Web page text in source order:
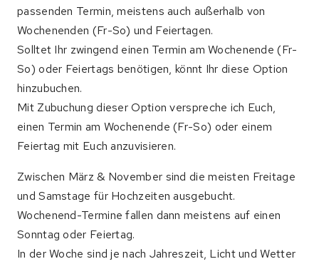
passenden Termin, meistens auch außerhalb von
Wochenenden (Fr-So) und Feiertagen.
Solltet Ihr zwingend einen Termin am Wochenende (Fr-
So) oder Feiertags benötigen, könnt Ihr diese Option
hinzubuchen.
Mit Zubuchung dieser Option verspreche ich Euch,
einen Termin am Wochenende (Fr-So) oder einem
Feiertag mit Euch anzuvisieren.
Zwischen März & November sind die meisten Freitage
und Samstage für Hochzeiten ausgebucht.
Wochenend-Termine fallen dann meistens auf einen
Sonntag oder Feiertag.
In der Woche sind je nach Jahreszeit, Licht und Wetter